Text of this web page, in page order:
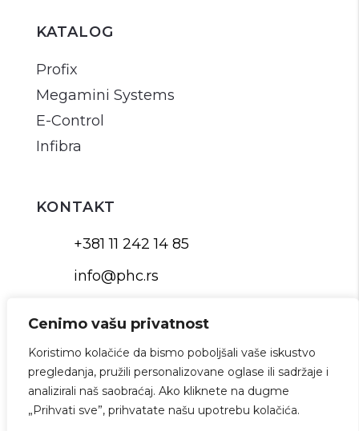
Cenimo vašu privatnost
Koristimo kolačiće da bismo poboljšali vaše iskustvo
pregledanja, pružili personalizovane oglase ili sadržaje i
analizirali naš saobraćaj. Ako kliknete na dugme
„Prihvati sve”, prihvatate našu upotrebu kolačića.
KATALOG
Profix
Megamini Systems
E-Control
Infibra
KONTAKT
+381 11 242 14 85
info@phc.rs
©2026 PHC. Sva prava zadržana.
Politika privatnosti
Web Development:AWS Studio